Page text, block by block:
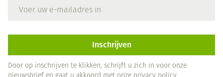
Inschrijven
Door op inschrijven te klikken, schrijft u zich in voor onze